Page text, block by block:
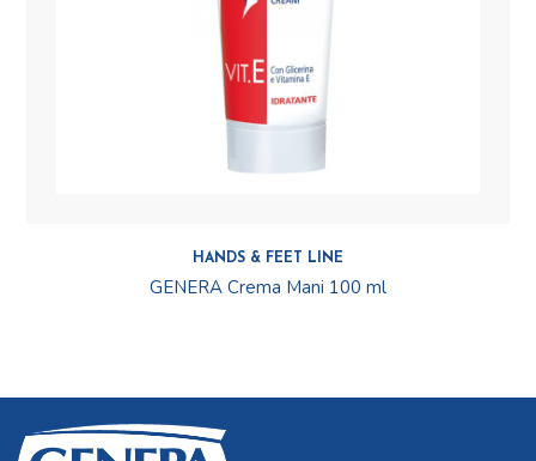
HANDS & FEET LINE
GENERA Crema Mani 100 ml